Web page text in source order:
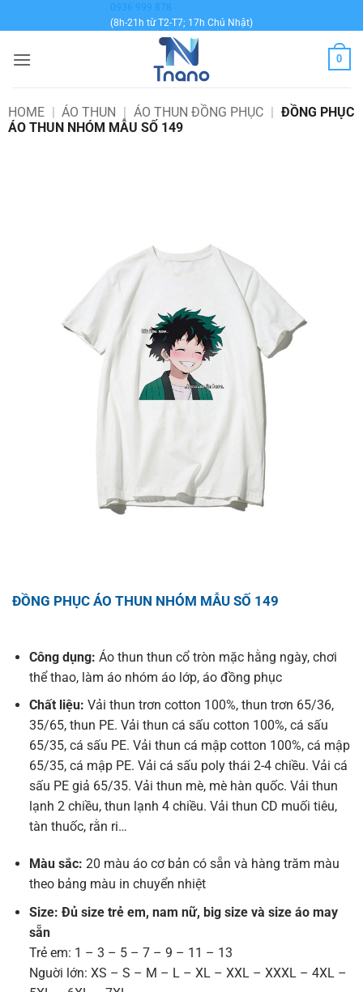
qua
dung
0936 999 878
(8h-21h từ T2-T7; 17h Chủ Nhật)
0
HOME | ÁO THUN | ÁO THUN ĐỒNG PHỤC | ĐỒNG PHỤC
ÁO THUN NHÓM MẪU SỐ 149
ĐỒNG PHỤC ÁO THUN NHÓM MẪU SỐ 149
Công dụng: Áo thun thun cổ tròn mặc hằng ngày, chơi
thể thao, làm áo nhóm áo lớp, áo đồng phục
Chất liệu: Vải thun trơn cotton 100%, thun trơn 65/36,
35/65, thun PE. Vải thun cá sấu cotton 100%, cá sấu
65/35, cá sấu PE. Vải thun cá mập cotton 100%, cá mập
65/35, cá mập PE. Vải cá sấu poly thái 2-4 chiều. Vải cá
sấu PE giả 65/35. Vải thun mè, mè hàn quốc. Vải thun
lạnh 2 chiều, thun lạnh 4 chiều. Vải thun CD muối tiêu,
tàn thuốc, rằn ri…
Màu sắc: 20 màu áo cơ bản có sẵn và hàng trăm màu
theo bảng màu in chuyển nhiệt
Size: Đủ size trẻ em, nam nữ, big size và size áo may
sẵn
Trẻ em: 1 – 3 – 5 – 7 – 9 – 11 – 13
Nguời lớn: XS – S – M – L – XL – XXL – XXXL – 4XL –